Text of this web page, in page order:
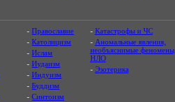
-Православие
-Католицизм
-Ислам
-Иудаизм
-Индуизм
-Буддизм
-Синтоизм
- Катастрофы и ЧС
- Аномальные явления,
необъяснимые феномены,
НЛО
- Эзотерика